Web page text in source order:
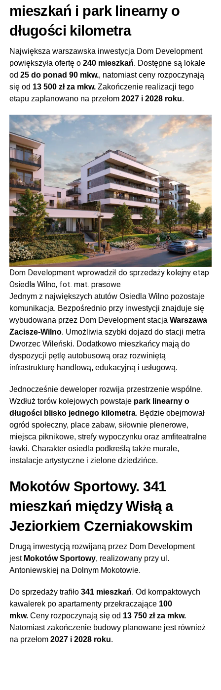
mieszkań i park linearny o
długości kilometra
Największa warszawska inwestycja Dom Development
powiększyła ofertę o 240 mieszkań. Dostępne są lokale
od 25 do ponad 90 mkw., natomiast ceny rozpoczynają
się od 13 500 zł za mkw.Zakończenie realizacji tego
etapu zaplanowano na przełom 2027 i 2028 roku.
Dom Development wprowadził do sprzedaży kolejny etap
Osiedla Wilno, fot. mat. prasowe
Jednym z największych atutów Osiedla Wilno pozostaje
komunikacja. Bezpośrednio przy inwestycji znajduje się
wybudowana przez Dom Development stacja Warszawa
Zacisze-Wilno. Umożliwia szybki dojazd do stacji metra
Dworzec Wileński. Dodatkowo mieszkańcy mają do
dyspozycji pętlę autobusową oraz rozwiniętą
infrastrukturę handlową, edukacyjną i usługową.
Jednocześnie deweloper rozwija przestrzenie wspólne.
Wzdłuż torów kolejowych powstaje park linearny o
długości blisko jednego kilometra. Będzie obejmował
ogród społeczny, place zabaw, siłownie plenerowe,
miejsca piknikowe, strefy wypoczynku oraz amfiteatralne
ławki. Charakter osiedla podkreślą także murale,
instalacje artystyczne i zielone dziedzińce.
Mokotów Sportowy. 341
mieszkań między Wisłą a
Jeziorkiem Czerniakowskim
Drugą inwestycją rozwijaną przez Dom Development
jest Mokotów Sportowy, realizowany przy ul.
Antoniewskiej na Dolnym Mokotowie.
Do sprzedaży trafiło 341 mieszkań. Od kompaktowych
kawalerek po apartamenty przekraczające 100
mkw.Ceny rozpoczynają się od 13 750 zł za mkw.
Natomiast zakończenie budowy planowane jest również
na przełom 2027 i 2028 roku.